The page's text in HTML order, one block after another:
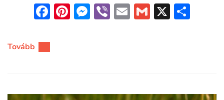
Facebook
Pinterest
Messenger
ViberEmailGmail
X
Tovább